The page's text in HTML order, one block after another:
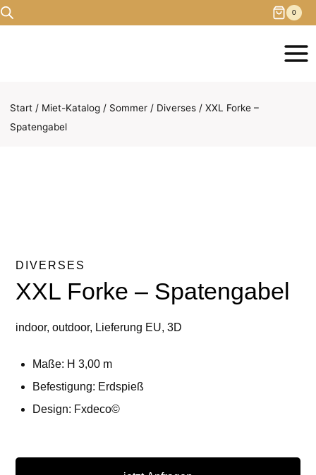
Zum
0
Start / Miet-Katalog / Sommer / Diverses / XXL Forke –
Spatengabel
DIVERSES
XXL Forke – Spatengabel
indoor, outdoor, Lieferung EU, 3D
Maße: H 3,00 m
Befestigung: Erdspieß
Design: Fxdeco©